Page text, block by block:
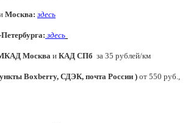
Москва: здесь
: здесь
МКАД Москва и КАД СПб за 35 рублей/км
Boxberry, СДЭК, почта России ) от 550 руб.,